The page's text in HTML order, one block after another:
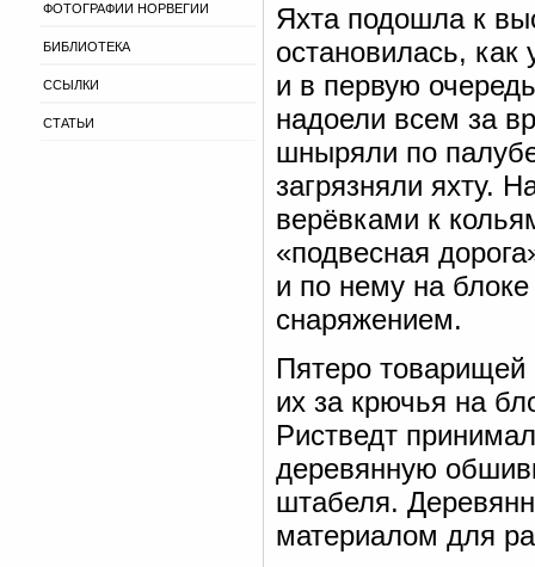
ФОТОГРАФИИ НОРВЕГИИ
БИБЛИОТЕКА
ССЫЛКИ
СТАТЬИ
Яхта подошла к
остановилась,
и в первую
надоели всем за
шныряли по
загрязняли яхту.
верёвками к
«подвесная
и по нему на
снаряжением.
Пятеро
их за крючья на
Ристведт
деревянную
штабеля.
материалом для